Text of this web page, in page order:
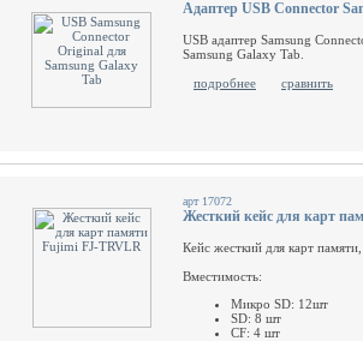
Адаптер USB Connector
USB адаптер Samsung
Samsung Galaxy Tab.
подробнее
сравнить
арт 17072
Жесткий кейс для карт
Кейс жесткий для карт
Вместимость:
Микро SD: 12шт
SD: 8 шт
CF: 4 шт